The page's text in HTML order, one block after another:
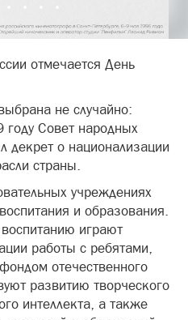
отмечается День
не случайно:
году Совет народных
о национализации
страны.
учреждениях
и образования.
играют
работы с ребятами,
отечественного
развитию творческого
интеллекта, а также